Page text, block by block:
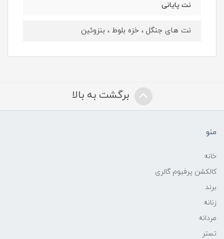
نت پایانی
نت های جنگل ، خزه بلوط ، بنزوئین
برگشت به بالا
منو
خانه
کالکشن پرفیوم گالری
برند
زنانه
مردانه
تستر